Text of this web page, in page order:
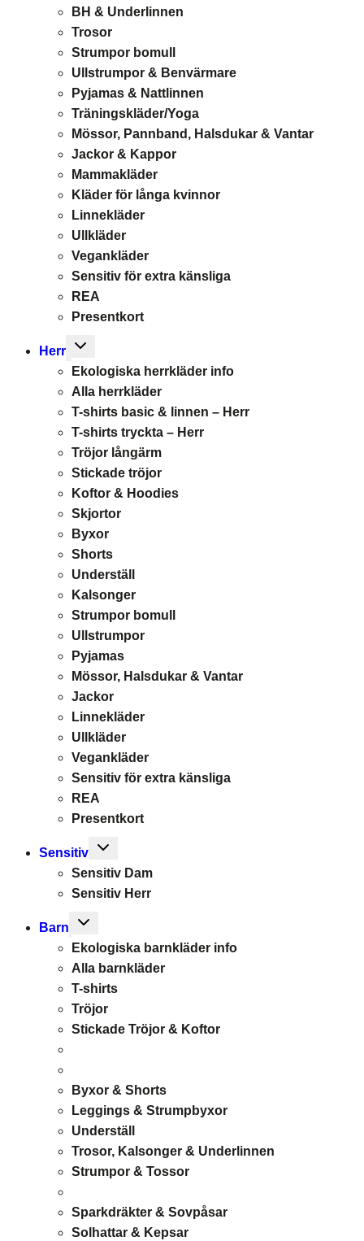
BH & Underlinnen
Trosor
Strumpor bomull
Ullstrumpor & Benvärmare
Pyjamas & Nattlinnen
Träningskläder/Yoga
Mössor, Pannband, Halsdukar & Vantar
Jackor & Kappor
Mammakläder
Kläder för långa kvinnor
Linnekläder
Ullkläder
Vegankläder
Sensitiv för extra känsliga
REA
Presentkort
Herr
Toggle
menu
Ekologiska herrkläder info
Alla herrkläder
T-shirts basic & linnen – Herr
T-shirts tryckta – Herr
Tröjor långärm
Stickade tröjor
Koftor & Hoodies
Skjortor
Byxor
Shorts
Underställ
Kalsonger
Strumpor bomull
Ullstrumpor
Pyjamas
Mössor, Halsdukar & Vantar
Jackor
Linnekläder
Ullkläder
Vegankläder
Sensitiv för extra känsliga
REA
Presentkort
Sensitiv
Toggle
menu
Sensitiv Dam
Sensitiv Herr
Barn
Toggle
menu
Ekologiska barnkläder info
Alla barnkläder
T-shirts
Tröjor
Stickade Tröjor & Koftor
Byxor & Shorts
Leggings & Strumpbyxor
Underställ
Trosor, Kalsonger & Underlinnen
Strumpor & Tossor
Sparkdräkter & Sovpåsar
Solhattar & Kepsar